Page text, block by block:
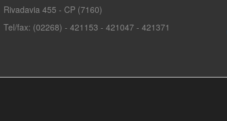
Rivadavia 455 - CP (7160)
Tel/fax: (02268) - 421153 - 421047 - 421371